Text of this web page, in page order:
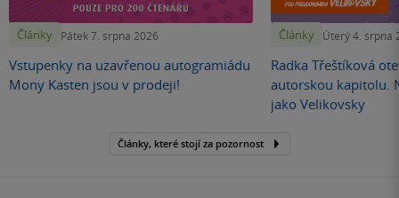
Články Pátek 7. srpna 2026
Vstupenky na uzavřenou autogramiádu
Mony Kasten jsou v prodeji!
Články Úterý 4. srpna
Radka Třeštíková
autorskou kapitolu.
jako Velikovsky
Články, které stojí za pozornost